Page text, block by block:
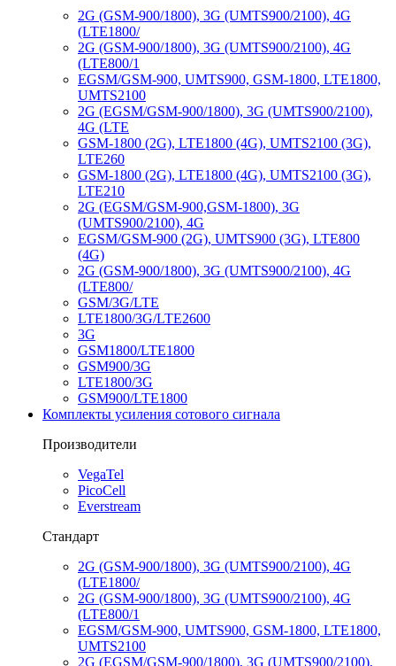
2G (GSM-900/1800), 3G (UMTS900/2100), 4G
(LTE1800/
2G (GSM-900/1800), 3G (UMTS900/2100), 4G
(LTE800/1
EGSM/GSM-900, UMTS900, GSM-1800, LTE1800,
UMTS2100
2G (EGSM/GSM-900/1800), 3G (UMTS900/2100),
4G (LTE
GSM-1800 (2G), LTE1800 (4G), UMTS2100 (3G),
LTE260
GSM-1800 (2G), LTE1800 (4G), UMTS2100 (3G),
LTE210
2G (EGSM/GSM-900,GSM-1800), 3G
(UMTS900/2100), 4G
EGSM/GSM-900 (2G), UMTS900 (3G), LTE800
(4G)
2G (GSM-900/1800), 3G (UMTS900/2100), 4G
(LTE800/
GSM/3G/LTE
LTE1800/3G/LTE2600
3G
GSM1800/LTE1800
GSM900/3G
LTE1800/3G
GSM900/LTE1800
Комплекты усиления сотового сигнала
Производители
VegaTel
PicoCell
Everstream
Стандарт
2G (GSM-900/1800), 3G (UMTS900/2100), 4G
(LTE1800/
2G (GSM-900/1800), 3G (UMTS900/2100), 4G
(LTE800/1
EGSM/GSM-900, UMTS900, GSM-1800, LTE1800,
UMTS2100
2G (EGSM/GSM-900/1800), 3G (UMTS900/2100),